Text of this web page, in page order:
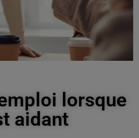
lorsque
aidant